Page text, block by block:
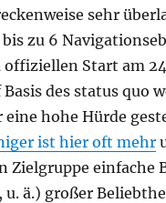
sehr
zu 6
offiziellen Start am
Basis des status quo
hohe Hürde
ist hier oft mehr
Zielgruppe
u. ä.) großer